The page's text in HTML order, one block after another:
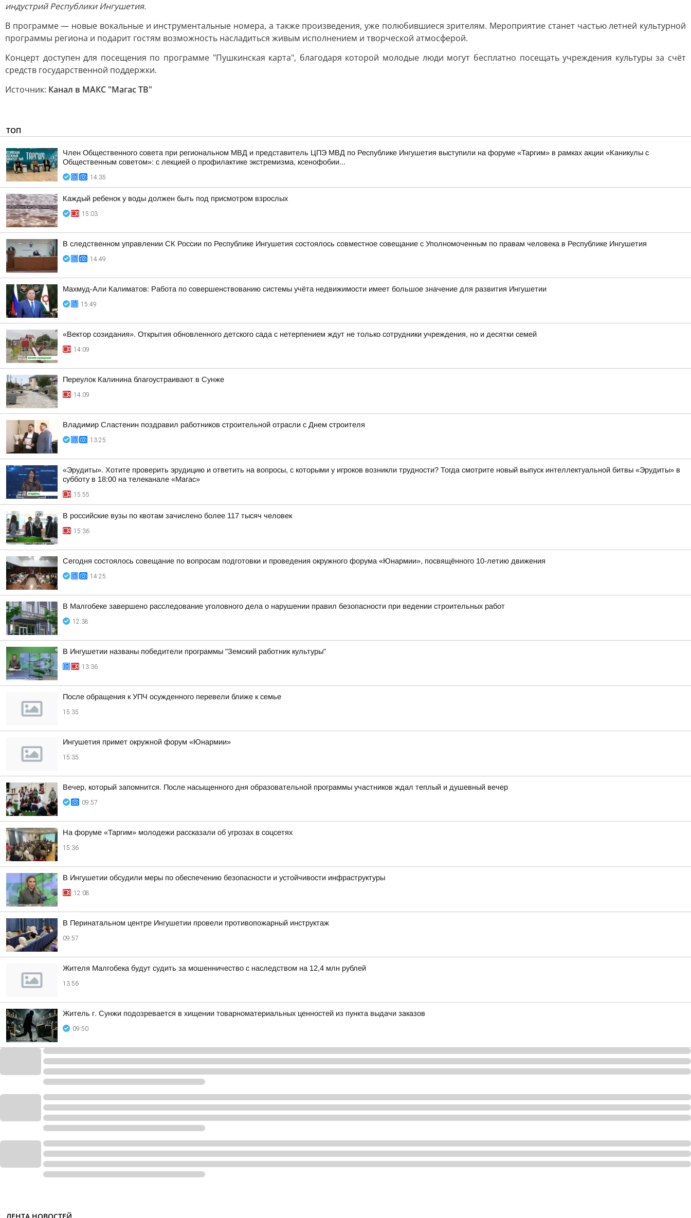
индустрий Республики Ингушетия.
В программе — новые вокальные и инструментальные номера, а также произведения, уже полюбившиеся зрителям. Мероприятие станет частью летней культурной
программы региона и подарит гостям возможность насладиться живым исполнением и творческой атмосферой.
Концерт доступен для посещения по программе "Пушкинская карта", благодаря которой молодые люди могут бесплатно посещать учреждения культуры за счёт
средств государственной поддержки.
Источник: Канал в МАКС "Магас ТВ"
ТОП
Член Общественного совета при региональном МВД и представитель ЦПЭ МВД по Республике Ингушетия выступили на форуме «Таргим» в рамках акции «Каникулы с
Общественным советом»: с лекцией о профилактике экстремизма, ксенофобии...
14:35
Каждый ребенок у воды должен быть под присмотром взрослых
15:03
В следственном управлении СК России по Республике Ингушетия состоялось совместное совещание с Уполномоченным по правам человека в Республике Ингушетия
14:49
Махмуд-Али Калиматов: Работа по совершенствованию системы учёта недвижимости имеет большое значение для развития Ингушетии
15:49
«Вектор созидания». Открытия обновленного детского сада с нетерпением ждут не только сотрудники учреждения, но и десятки семей
14:09
Переулок Калинина благоустраивают в Сунже
14:09
Владимир Сластенин поздравил работников строительной отрасли с Днем строителя
13:25
«Эрудиты». Хотите проверить эрудицию и ответить на вопросы, с которыми у игроков возникли трудности? Тогда смотрите новый выпуск интеллектуальной битвы «Эрудиты» в
субботу в 18:00 на телеканале «Магас»
15:55
В российские вузы по квотам зачислено более 117 тысяч человек
15:36
Сегодня состоялось совещание по вопросам подготовки и проведения окружного форума «Юнармии», посвящённого 10-летию движения
14:25
В Малгобеке завершено расследование уголовного дела о нарушении правил безопасности при ведении строительных работ
12:38
В Ингушетии названы победители программы "Земский работник культуры"
13:36
После обращения к УПЧ осужденного перевели ближе к семье
15:35
Ингушетия примет окружной форум «Юнармии»
15:35
Вечер, который запомнится. После насыщенного дня образовательной программы участников ждал теплый и душевный вечер
09:57
На форуме «Таргим» молодежи рассказали об угрозах в соцсетях
15:36
В Ингушетии обсудили меры по обеспечению безопасности и устойчивости инфраструктуры
12:08
В Перинатальном центре Ингушетии провели противопожарный инструктаж
09:57
Жителя Малгобека будут судить за мошенничество с наследством на 12,4 млн рублей
13:56
Житель г. Сунжи подозревается в хищении товарноматериальных ценностей из пункта выдачи заказов
09:50